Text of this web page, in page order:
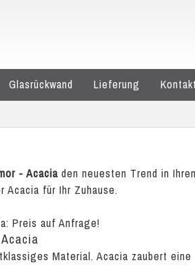
Glasrückwand Lieferung Kontakt
- Acacia den neuesten Trend in
Acacia für Ihr Zuhause.
Preis auf Anfrage!
Material. Acacia zaubert eine